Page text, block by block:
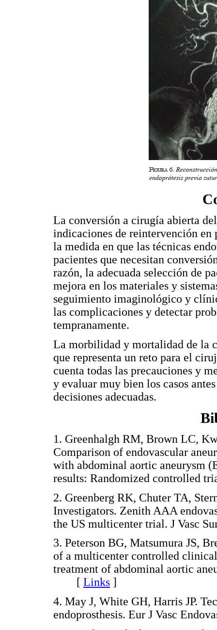
La conversión a cirugía abierta
indicaciones de reintervención en
la medida en que las técnicas
pacientes que necesitan
razón, la adecuada selección de
mejora en los materiales y
seguimiento imaginológico y
las complicaciones y detectar
tempranamente.
La morbilidad y mortalidad de la
que representa un reto para el
cuenta todas las precauciones y
y evaluar muy bien los casos
decisiones adecuadas.
1. Greenhalgh RM, Brown LC,
Comparison of endovascular
with abdominal aortic aneurysm
results: Randomized
2. Greenberg RK, Chuter TA,
Investigators. Zenith AAA
the US multicenter trial. J
3. Peterson BG, Matsumura JS,
of a multicenter controlled
treatment of abdominal aortic
[ Links ]
4. May J, White GH, Harris JP.
endoprosthesis. Eur J Vasc